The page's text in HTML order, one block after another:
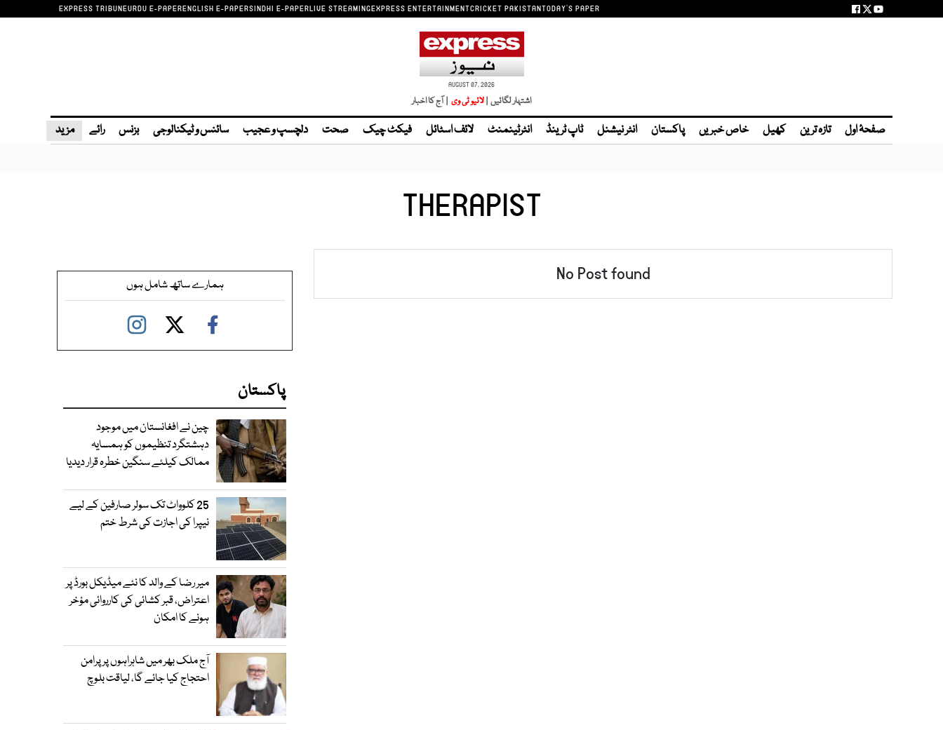
EXPRESS TRIBUNEURDU E-PAPERENGLISH E-PAPERSINDHI E-PAPERLIVE STREAMINGEXPRESS ENTERTAINMENTCRICKET PAKISTANTODAY'S PAPER
AUGUST 07, 2026
اشتہار لگائیں |لائیو ٹی وی | آج کا اخبار
صفحۂ اول تازہ ترین کھیل خاص خبریں پاکستان انٹر نیشنل ٹاپ ٹرینڈ انٹرٹینمنٹ لائف اسٹائل فیکٹ چیک صحت دلچسپ و عجیب سائنس و ٹیکنالوجی بزنس رائے مزید
THERAPIST
No Post found ہمارے ساتھ شامل ہوں
پاکستان
چین نے افغانستان میں موجود
دہشتگرد تنظیموں کو ہمسایہ
ممالک کیلئے سنگین خطرہ قرار دیدیا
25 کلوواٹ تک سولر صارفین کے لیے
نیپرا کی اجازت کی شرط ختم
میر رضا کے والد کا نئے میڈیکل بورڈ پر
اعتراض، قبر کشائی کی کارروائی مؤخر
ہونے کا امکان
آج ملک بھر میں شاہراہوں پر پرامن
احتجاج کیا جائے گا، لیاقت بلوچ